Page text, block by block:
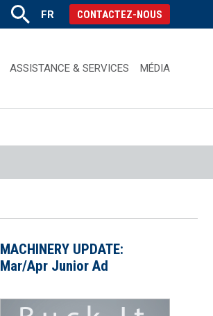
FR CONTACTEZ-NOUS
ASSISTANCE & SERVICES MÉDIA
MACHINERY UPDATE:
Mar/Apr Junior Ad